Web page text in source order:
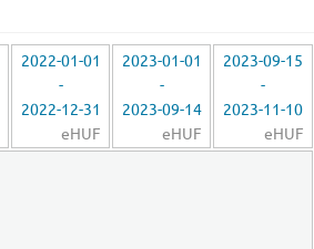
2022-01-01
-
2022-12-31
eHUF
2023-01-01
-
2023-09-14
eHUF
2023-09-15
-
2023-11-10
eHUF